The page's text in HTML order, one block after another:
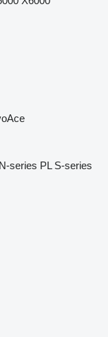
N-series PL S-series